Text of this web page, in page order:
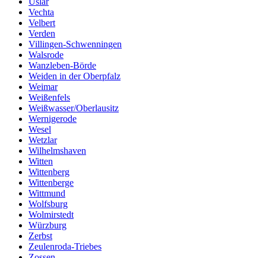
Vechta
Velbert
Verden
Villingen-Schwenningen
Walsrode
Wanzleben-Börde
Weiden in der Oberpfalz
Weimar
Weißenfels
Weißwasser/Oberlausitz
Wernigerode
Wesel
Wetzlar
Wilhelmshaven
Witten
Wittenberg
Wittenberge
Wittmund
Wolfsburg
Wolmirstedt
Würzburg
Zerbst
Zeulenroda-Triebes